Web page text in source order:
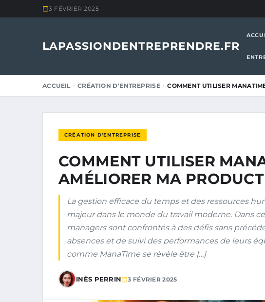
3 FÉVRIER 2025
LAPASSIONDENTREPRENDRE.FR
ACCUEIL CRÉATION D'ENTREPRISE COMMENT UTILISER
CRÉATION D'ENTREPRISE
COMMENT UTILISER
AMÉLIORER MA
La gestion efficace du temps et des ressources
majeur dans le monde du travail moderne. Dans
managers sont confrontés à des défis sans
absences et de suivi des performances de leurs
comme ManaTime se révèle être […]
INÈS PERRIN 3 FÉVRIER 2025